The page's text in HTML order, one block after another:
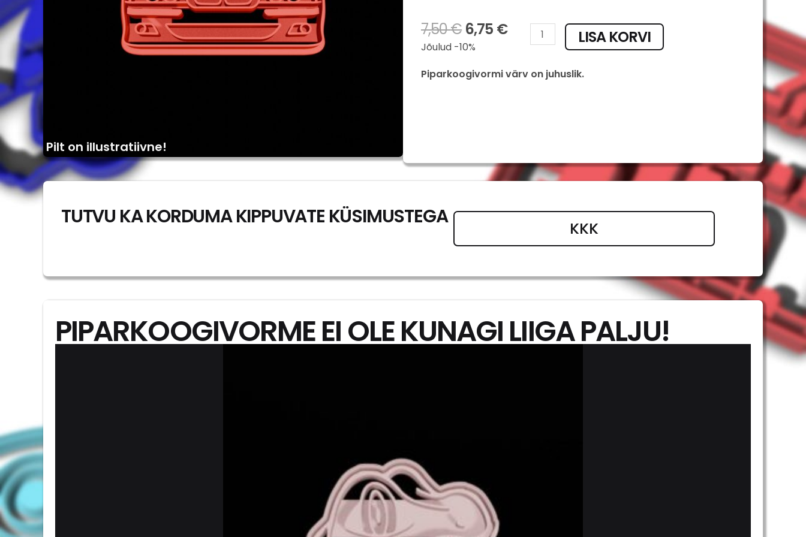
Pilt on illustratiivne!
7,50€ 6,75 €
Jõulud -10%
BMW
LISA KORVI
Piparkoogivormi värv on juhuslik.
TUTVU KA KORDUMA KIPPUVATE KÜSIMUSTEGA KKK
PIPARKOOGIVORME EI OLE KUNAGI LIIGA PALJU!